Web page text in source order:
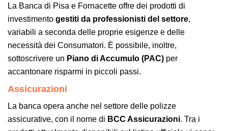
La Banca di Pisa e Fornacette offre dei prodotti di
investimento gestiti da professionisti del settore,
variabili a seconda delle proprie esigenze e delle
necessità dei Consumatori. È possibile, inoltre,
sottoscrivere un Piano di Accumulo (PAC) per
accantonare risparmi in piccoli passi.
Assicurazioni
La banca opera anche nel settore delle polizze
assicurative, con il nome di BCC Assicurazioni. Tra i